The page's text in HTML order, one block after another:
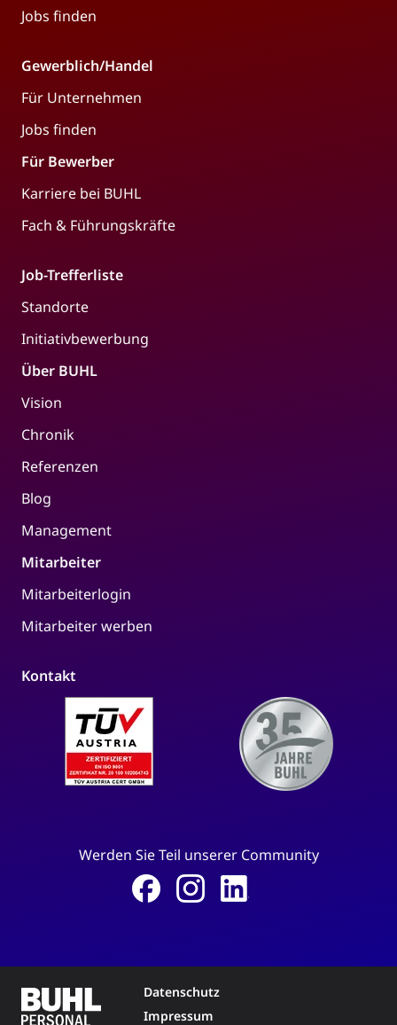
Jobs finden
Gewerblich/Handel
Für Unternehmen
Jobs finden
Für Bewerber
Karriere bei BUHL
Fach & Führungskräfte
Job-Trefferliste
Standorte
Initiativbewerbung
Über BUHL
Vision
Chronik
Referenzen
Blog
Management
Mitarbeiter
Mitarbeiterlogin
Mitarbeiter werben
Kontakt
Werden Sie Teil unserer Community
Datenschutz
Impressum